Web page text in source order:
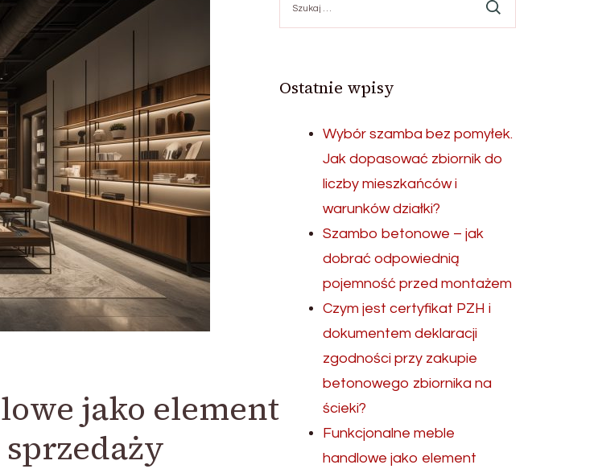
jako element
Ostatnie wpisy
Wybór szamba bez pomyłek.
Jak dopasować zbiornik do
liczby mieszkańców i
warunków działki?
Szambo betonowe – jak
dobrać odpowiednią
pojemność przed montażem
Czym jest certyfikat PZH i
dokumentem deklaracji
zgodności przy zakupie
betonowego zbiornika na
ścieki?
Funkcjonalne meble
handlowe jako element